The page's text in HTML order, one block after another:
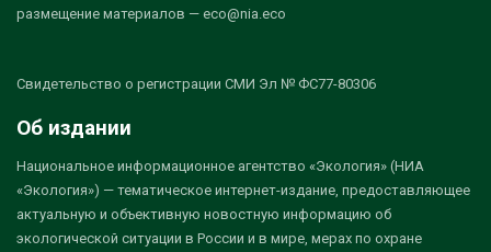
размещение материалов — eco@nia.eco
Свидетельство о регистрации СМИ Эл № ФС77-80306
Об издании
Национальное информационное агентство «Экология» (НИА
«Экология») — тематическое интернет-издание, предоставляющее
актуальную и объективную новостную информацию об
экологической ситуации в России и в мире, мерах по охране